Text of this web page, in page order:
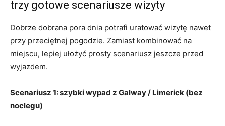
trzy gotowe scenariusze wizyty
Dobrze dobrana pora dnia potrafi uratować wizytę nawet
przy przeciętnej pogodzie. Zamiast kombinować na
miejscu, lepiej ułożyć prosty scenariusz jeszcze przed
wyjazdem.
Scenariusz 1: szybki wypad z Galway / Limerick (bez
noclegu)